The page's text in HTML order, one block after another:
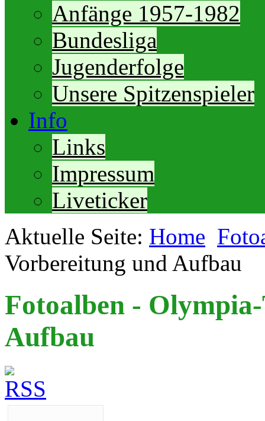
Anfänge 1957-1982
Bundesliga
Jugenderfolge
Unsere Spitzenspieler
Info
Links
Impressum
Liveticker
Aktuelle Seite: Home
Vorbereitung und Aufbau
Fotoalben -
Aufbau